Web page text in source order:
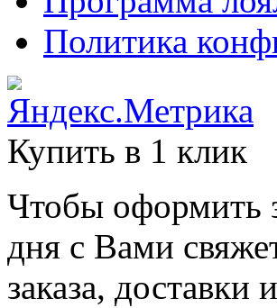
Политика
Купить в 1 клик
Чтобы оформить
дня с Вами
заказа, доставки